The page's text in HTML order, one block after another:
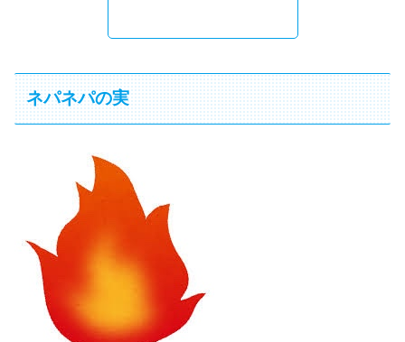
ネパネパの実